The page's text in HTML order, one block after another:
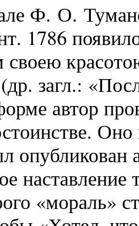
Ф. О.
1786
загл.:
автор
«мораль»